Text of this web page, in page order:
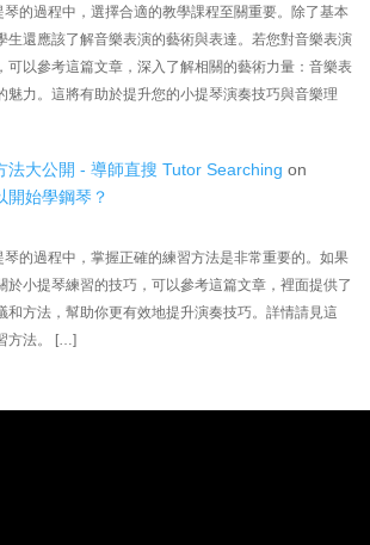
的過程中，選擇合適的教學課程至關重要。除了基本
生還應該了解音樂表演的藝術與表達。若您對音樂表演
可以參考這篇文章，深入了解相關的藝術力量：音樂表
魅力。這將有助於提升您的小提琴演奏技巧與音樂理
法大公開 - 導師直搜 Tutor Searching on
開始學鋼琴？
的過程中，掌握正確的練習方法是非常重要的。如果
於小提琴練習的技巧，可以參考這篇文章，裡面提供了
和方法，幫助你更有效地提升演奏技巧。詳情請見這
方法。 […]